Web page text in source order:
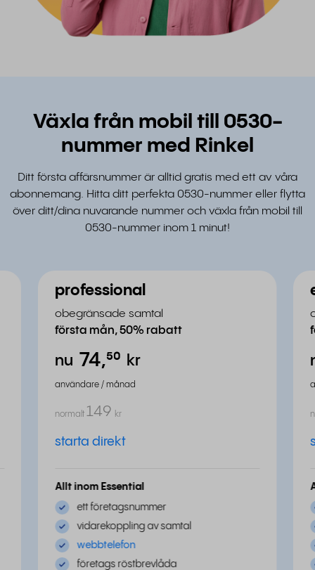
Växla från mobil till 0530-
nummer med Rinkel
Ditt första affärsnummer är alltid gratis med ett av våra
abonnemang. Hitta ditt perfekta 0530-nummer eller flytta
över ditt/dina nuvarande nummer och växla från mobil till
0530-nummer inom 1 minut!
professional
obegränsade samtal
första mån, 50% rabatt
nu kr
74,⁵⁰
användare / månad
normalt kr
149
starta direkt
Allt inom Essential
ett företagsnummer
vidarekoppling av samtal
webbtelefon
företags röstbrevlåda